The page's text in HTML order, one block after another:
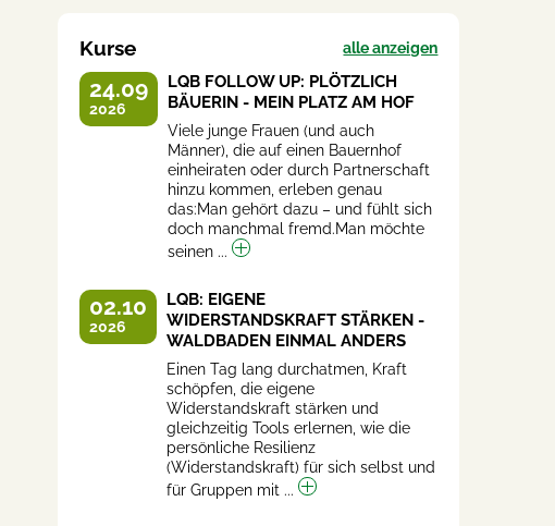
Kurse alle anzeigen
24.09
2026
LQB FOLLOW UP: PLÖTZLICH
BÄUERIN - MEIN PLATZ AM HOF
Viele junge Frauen (und auch
Männer), die auf einen Bauernhof
einheiraten oder durch Partnerschaft
hinzu kommen, erleben genau
das:Man gehört dazu – und fühlt sich
doch manchmal fremd.Man möchte
seinen ...
02.10
2026
LQB: EIGENE
WIDERSTANDSKRAFT STÄRKEN -
WALDBADEN EINMAL ANDERS
Einen Tag lang durchatmen, Kraft
schöpfen, die eigene
Widerstandskraft stärken und
gleichzeitig Tools erlernen, wie die
persönliche Resilienz
(Widerstandskraft) für sich selbst und
für Gruppen mit ...